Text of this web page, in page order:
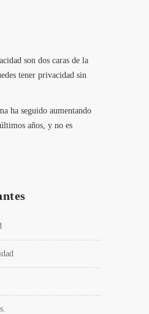
son dos caras de la
tener privacidad sin
ha seguido aumentando
años, y no es